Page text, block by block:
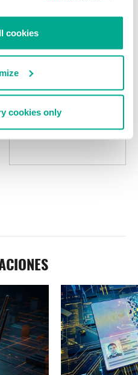
cookies
cookies only
no será publicada.
Los
con
Correo electrónico*